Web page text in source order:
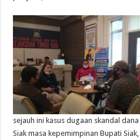
sejauh ini kasus dugaan skandal
Siak masa kepemimpinan Bupati